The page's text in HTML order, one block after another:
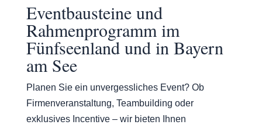
Eventbausteine und
Rahmenprogramm im
Fünfseenland und in Bayern
am See
Planen Sie ein unvergessliches Event? Ob
Firmenveranstaltung, Teambuilding oder
exklusives Incentive – wir bieten Ihnen